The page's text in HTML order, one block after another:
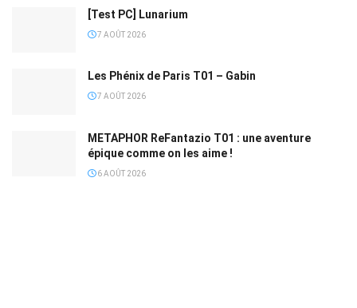
[Test PC] Lunarium
7 AOÛT 2026
Les Phénix de Paris T01 – Gabin
7 AOÛT 2026
METAPHOR ReFantazio T01 : une aventure
épique comme on les aime !
6 AOÛT 2026